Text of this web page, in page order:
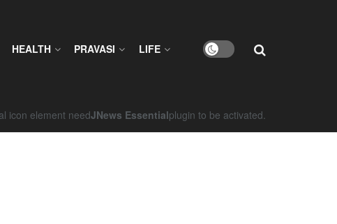
HEALTH PRAVASI LIFE
icon element needJNews Essentialplugin to be activated.